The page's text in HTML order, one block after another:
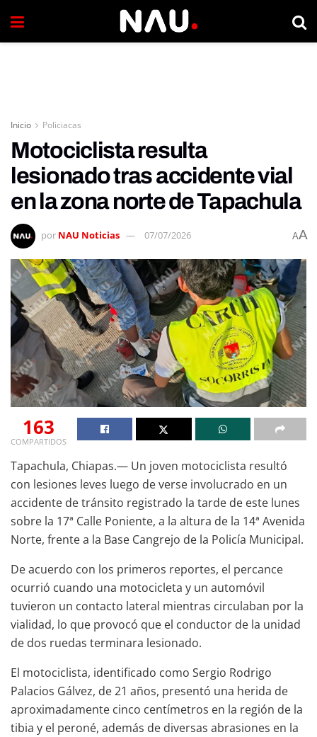
Inicio Policiacas
Motociclista resulta
lesionado tras accidente vial
en la zona norte de Tapachula
por NAU Noticias 07/07/2026 AA
163
COMPARTIDOS
Tapachula, Chiapas.— Un joven motociclista resultó
con lesiones leves luego de verse involucrado en un
accidente de tránsito registrado la tarde de este lunes
sobre la 17ª Calle Poniente, a la altura de la 14ª Avenida
Norte, frente a la Base Cangrejo de la Policía Municipal.
De acuerdo con los primeros reportes, el percance
ocurrió cuando una motocicleta y un automóvil
tuvieron un contacto lateral mientras circulaban por la
vialidad, lo que provocó que el conductor de la unidad
de dos ruedas terminara lesionado.
El motociclista, identificado como Sergio Rodrigo
Palacios Gálvez, de 21 años, presentó una herida de
aproximadamente cinco centímetros en la región de la
tibia y el peroné, además de diversas abrasiones en la